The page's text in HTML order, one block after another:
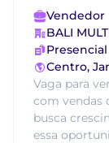
Vendedor
BALI
Presencial
Centro,
Vaga para
com vendas
busca
essa